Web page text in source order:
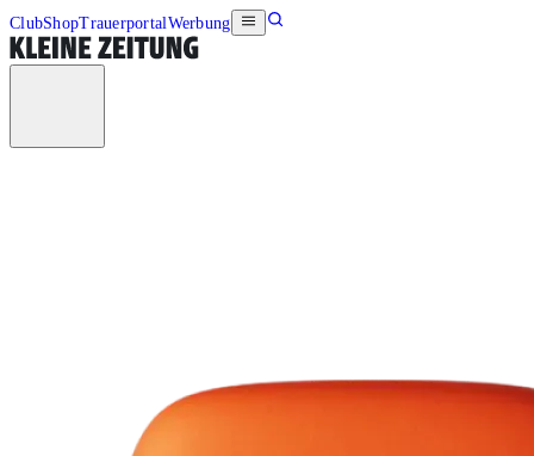
ClubShopTrauerportalWerbung